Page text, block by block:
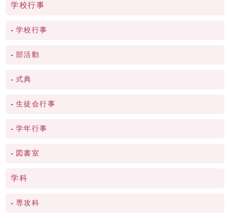
学校行事
学校行事
部活動
式典
生徒会行事
学年行事
図書室
学科
専攻科